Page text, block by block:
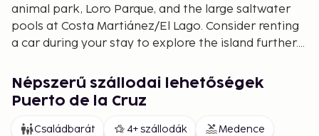
animal park, Loro Parque, and the large saltwater
pools at Costa Martiánez/El Lago. Consider renting
a car during your stay to explore the island further.
from Tenerife's major attractions.
Népszerű szállodai lehetőségek
Puerto de la Cruz
Családbarát 4+ szállodák Medence